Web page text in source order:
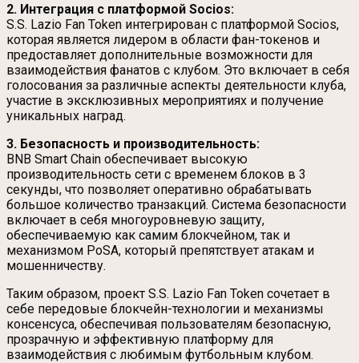
2. Интеграция с платформой Socios:
S.S. Lazio Fan Token интегрирован с платформой Socios,
которая является лидером в области фан-токенов и
предоставляет дополнительные возможности для
взаимодействия фанатов с клубом. Это включает в себя
голосования за различные аспекты деятельности клуба,
участие в эксклюзивных мероприятиях и получение
уникальных наград.
3. Безопасность и производительность:
BNB Smart Chain обеспечивает высокую
производительность сети с временем блоков в 3
секунды, что позволяет оперативно обрабатывать
большое количество транзакций. Система безопасности
включает в себя многоуровневую защиту,
обеспечиваемую как самим блокчейном, так и
механизмом PoSA, который препятствует атакам и
мошенничеству.
Таким образом, проект S.S. Lazio Fan Token сочетает в
себе передовые блокчейн-технологии и механизмы
консенсуса, обеспечивая пользователям безопасную,
прозрачную и эффективную платформу для
взаимодействия с любимым футбольным клубом.